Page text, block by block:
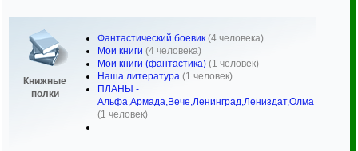
Книжные
полки
Фантастический боевик (4 человека)
Мои книги (4 человека)
Мои книги (фантастика) (1 человек)
Наша литература (1 человек)
ПЛАНЫ -
Альфа,Армада,Вече,Ленинград,Лениздат,Олма
(1 человек)
...